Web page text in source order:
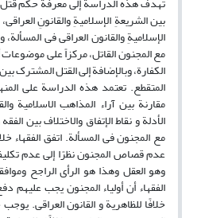
بین الشریعةِ الإسلامیةِ والقانونِ
الإسلامیةِ والقانون العراقی فی
مع المجنون القاتل، مرکزاً على
الکفارة، وبالإضافة إلى القتل المشترک
المتقطع. تعتمد هذه الدراسة على
مقارنة بین آراء المذاهب الاسلامیة
الأدلة و نقاط الإتفاق والاختلاف بین
مع المجنون فی المسألة. اتفق الفقهاء
عدم قصاص المجنون نظرًا إلى عدم
وهو العقل وهذا هو الرأی الراجح
الفقهاء أن أولیاء المجنون یجب علیهم
خلافًا للظاهریة و القانون العراقی.